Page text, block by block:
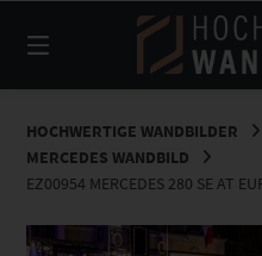
zum
Inhalt
HOCHWERTIGE WANDBILDER
MERCEDES WANDBILD
EZ00954 MERCEDES 280 SE AT